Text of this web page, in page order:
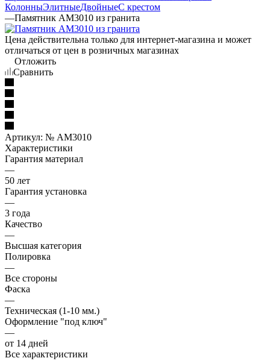
КолонныЭлитныеДвойныеС крестом
—Памятник AM3010 из гранита
Цена действительна только для интернет-магазина и может
отличаться от цен в розничных магазинах
Отложить
Сравнить
Артикул: № AM3010
Характеристики
Гарантия материал
—
50 лет
Гарантия установка
—
3 года
Качество
—
Высшая категория
Полировка
—
Все стороны
Фаска
—
Техническая (1-10 мм.)
Оформление "под ключ"
—
от 14 дней
Все характеристики